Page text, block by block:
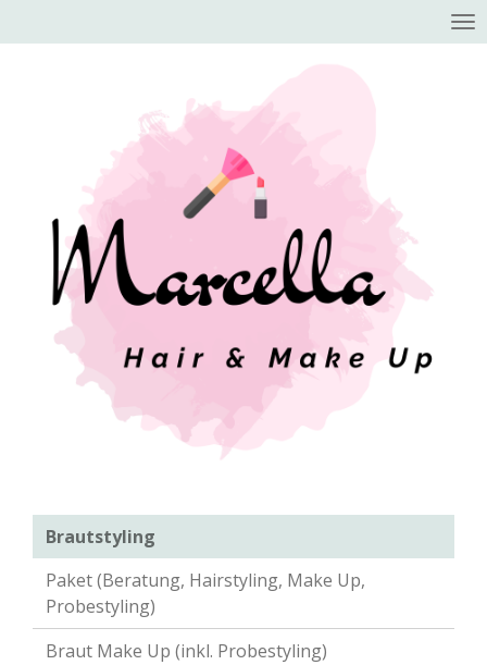
Hauptinhalt
Brautstyling
Paket (Beratung, Hairstyling, Make Up,
Probestyling)
Braut Make Up (inkl. Probestyling)